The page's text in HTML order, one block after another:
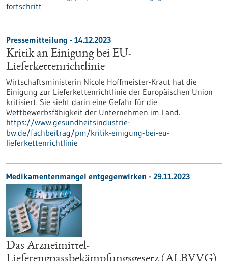
fortschritt
Pressemitteilung - 14.12.2023
Kritik an Einigung bei EU-
Lieferkettenrichtlinie
Wirtschaftsministerin Nicole Hoffmeister-Kraut hat die
Einigung zur Lieferkettenrichtlinie der Europäischen Union
kritisiert. Sie sieht darin eine Gefahr für die
Wettbewerbsfähigkeit der Unternehmen im Land.
https://www.gesundheitsindustrie-
bw.de/fachbeitrag/pm/kritik-einigung-bei-eu-
lieferkettenrichtlinie
Medikamentenmangel entgegenwirken - 29.11.2023
Das Arzneimittel-